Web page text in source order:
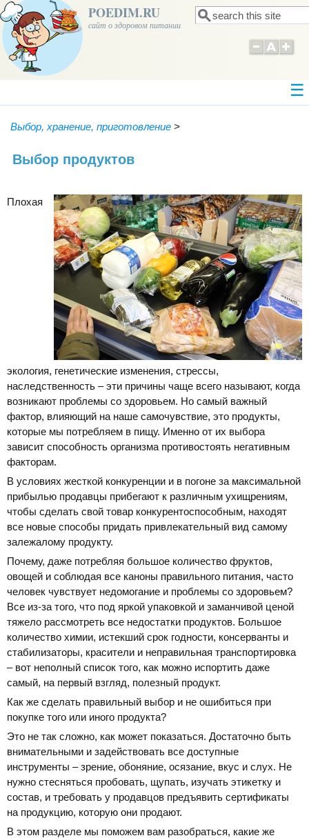
POEDIM.RU
сайт о здоровом питании Форма поиска
Поиск
Выбор, хранение, приготовление >
Выбор продуктов
Плохая
экология, генетические изменения, стрессы,
наследственность – эти причины чаще всего называют, когда
возникают проблемы со здоровьем. Но самый важный
фактор, влияющий на наше самочувствие, это продукты,
которые мы потребляем в пищу. Именно от их выбора
зависит способность организма противостоять негативным
факторам.
В условиях жесткой конкуренции и в погоне за максимальной
прибылью продавцы прибегают к различным ухищрениям,
чтобы сделать свой товар конкурентоспособным, находят
все новые способы придать привлекательный вид самому
залежалому продукту.
Почему, даже потребляя большое количество фруктов,
овощей и соблюдая все каноны правильного питания, часто
человек чувствует недомогание и проблемы со здоровьем?
Все из-за того, что под яркой упаковкой и заманчивой ценой
тяжело рассмотреть все недостатки продуктов. Большое
количество химии, истекший срок годности, консерванты и
стабилизаторы, красители и неправильная транспортировка
– вот неполный список того, как можно испортить даже
самый, на первый взгляд, полезный продукт.
Как же сделать правильный выбор и не ошибиться при
покупке того или иного продукта?
Это не так сложно, как может показаться. Достаточно быть
внимательными и задействовать все доступные
инструменты – зрение, обоняние, осязание, вкус и слух. Не
нужно стесняться пробовать, щупать, изучать этикетку и
состав, и требовать у продавцов предъявить сертификаты
на продукцию, которую они продают.
В этом разделе мы поможем вам разобраться, какие же